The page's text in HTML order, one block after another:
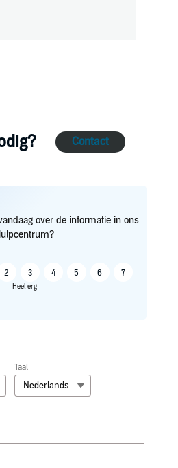
Contact
over de informatie in ons
2 3 4 5 6 7
Heel erg
Taal
Nederlands